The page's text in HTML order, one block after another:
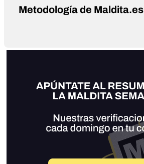
Metodología de Maldita.es